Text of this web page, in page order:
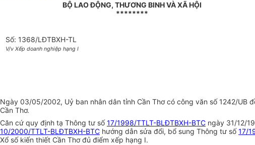
BỘ LAO ĐỘNG, THƯƠNG BINH VÀ XÃ HỘI
********
Số: 1368/LĐTBXH-TL
V/v Xếp doanh nghiệp hạng I
Ngày 03/05/2002, Uỷ ban nhân dân tỉnh Cần Thơ có công văn số 1242/UB
Cần Thơ.
Căn cứ quy định tạ Thông tư số17/1998/TTLT-BLĐTBXH-BTC ngày 31/12/
10/2000/TTLT-BLĐTBXH-BTC hướng dẫn sửa đổi, bổ sung Thông tư số17/
Xổ số kiến thiết Cần Thơ đủ điểm xếp hạng I.